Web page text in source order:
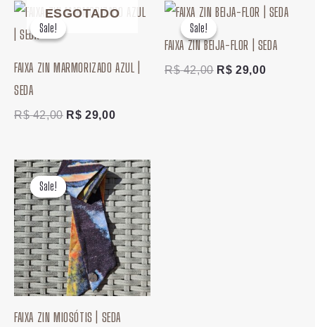
Sale!
ESGOTADO
Sale!
FAIXA ZIN MARMORIZADO AZUL |
SEDA
R$42,00
O
preço
original
R$ 42,00.
R$ 29,00
O
preço
R$ 29,00.
Sale!
Sale!
FAIXA ZIN BEIJA-FLOR | SEDA
R$42,00
O
original
era:
R$ 42,00.
R$ 29,00
O
é:
R$
Sale!
Sale!
FAIXA ZIN MIOSÓTIS | SEDA
O
preço
original
era:
R$ 42,00.
O
preço
atual
é:
R$ 29,00.